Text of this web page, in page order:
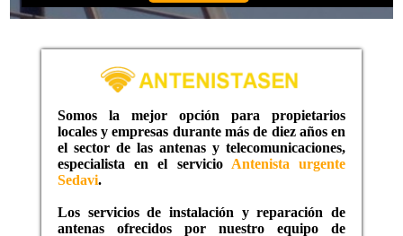
Somos la mejor opción para propietarios
locales y empresas durante más de diez años en
el sector de las antenas y telecomunicaciones,
especialista en el servicio Antenista urgente
Sedavi.
Los servicios de instalación y reparación de
antenas ofrecidos por nuestro equipo de